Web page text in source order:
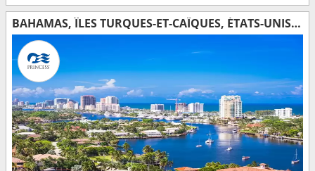
BAHAMAS, ÎLES TURQUES-ET-CAÏQUES, ÉTATS-UNIS, ARUBA, BONAIRE